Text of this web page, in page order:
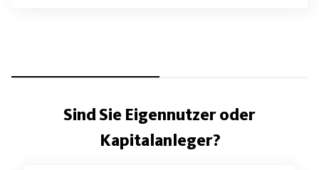
Sind Sie Eigennutzer oder
Kapitalanleger?